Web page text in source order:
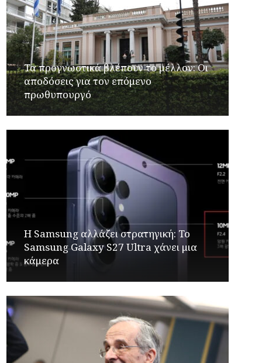
Τα προγνωστικά βλέπουν το μέλλον: Οι
αποδόσεις για τον επόμενο
πρωθυπουργό
Η Samsung αλλάζει στρατηγική: Το
Samsung Galaxy S27 Ultra χάνει μια
κάμερα